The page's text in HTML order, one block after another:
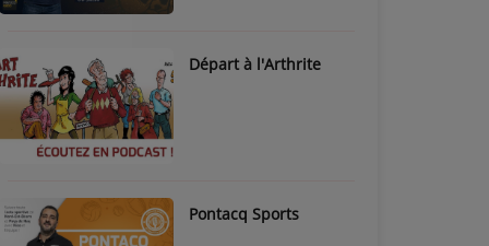
Départ à l'Arthrite
Pontacq Sports